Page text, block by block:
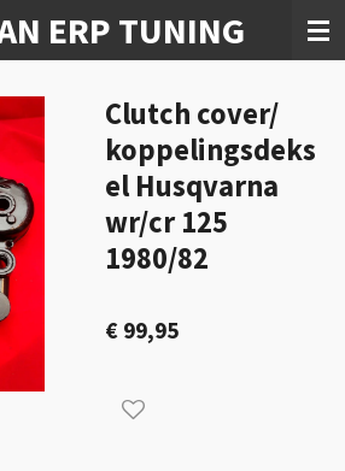
ERP TUNING
Clutch cover/
koppelingsdeks
el Husqvarna
wr/cr 125
1980/82
€ 99,95